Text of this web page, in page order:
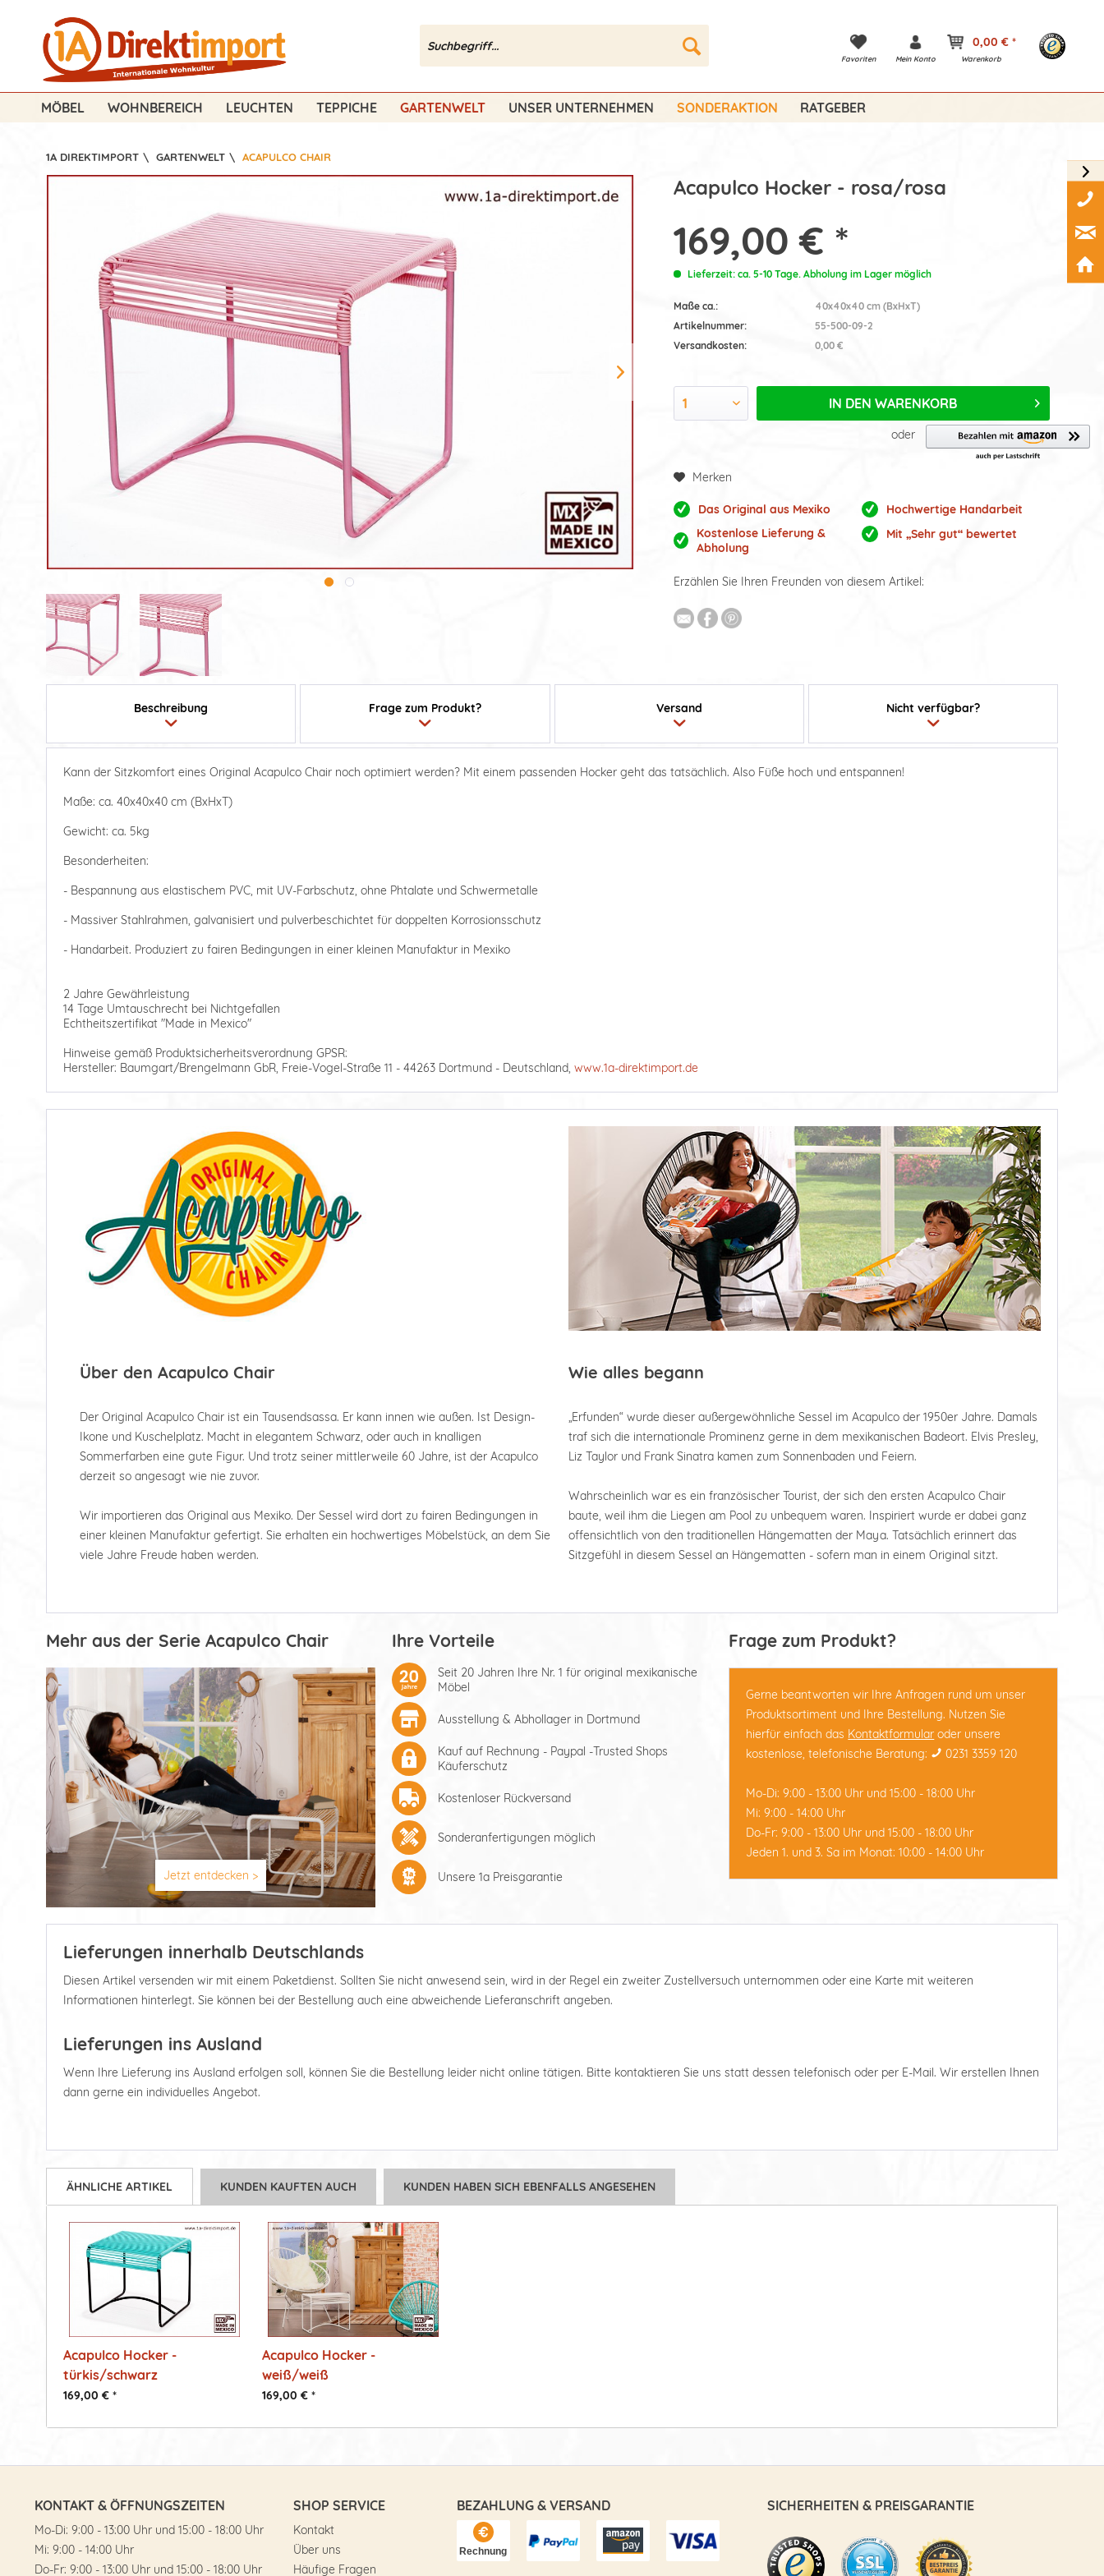
Favoriten Mein Konto
0,00 € *
Warenkorb
MÖBEL WOHNBEREICH LEUCHTEN TEPPICHE GARTENWELT UNSER UNTERNEHMEN SONDERAKTION RATGEBER
1A DIREKTIMPORT \ GARTENWELT \ ACAPULCO CHAIR
Acapulco Hocker - rosa/rosa
169,00 € *
Lieferzeit: ca. 5-10 Tage. Abholung im Lager möglich
Maße ca.:
40x40x40 cm (BxHxT)
Artikelnummer:
55-500-09-2
Versandkosten:
0,00 €
IN DEN WARENKORB
oder
Merken
Das Original aus Mexiko
Hochwertige Handarbeit
Kostenlose Lieferung &
Abholung
Mit „Sehr gut“ bewertet
Erzählen Sie Ihren Freunden von diesem Artikel:
Beschreibung Frage zum Produkt? Versand Nicht verfügbar?
Kann der Sitzkomfort eines Original Acapulco Chair noch optimiert werden? Mit einem passenden Hocker geht das tatsächlich. Also Füße hoch und entspannen!
Maße: ca. 40x40x40 cm (BxHxT)
Gewicht: ca. 5kg
Besonderheiten:
- Bespannung aus elastischem PVC, mit UV-Farbschutz, ohne Phtalate und Schwermetalle
- Massiver Stahlrahmen, galvanisiert und pulverbeschichtet für doppelten Korrosionsschutz
- Handarbeit. Produziert zu fairen Bedingungen in einer kleinen Manufaktur in Mexiko
2 Jahre Gewährleistung
14 Tage Umtauschrecht bei Nichtgefallen
Echtheitszertifikat "Made in Mexico"
Hinweise gemäß Produktsicherheitsverordnung GPSR:
Hersteller: Baumgart/Brengelmann GbR, Freie-Vogel-Straße 11 - 44263 Dortmund - Deutschland, www.1a-direktimport.de
Über den Acapulco Chair
Der Original Acapulco Chair ist ein Tausendsassa. Er kann innen wie außen. Ist Design-
Ikone und Kuschelplatz. Macht in elegantem Schwarz, oder auch in knalligen
Sommerfarben eine gute Figur. Und trotz seiner mittlerweile 60 Jahre, ist der Acapulco
derzeit so angesagt wie nie zuvor.
Wir importieren das Original aus Mexiko. Der Sessel wird dort zu fairen Bedingungen in
einer kleinen Manufaktur gefertigt. Sie erhalten ein hochwertiges Möbelstück, an dem Sie
viele Jahre Freude haben werden.
Wie alles begann
„Erfunden“ wurde dieser außergewöhnliche Sessel im Acapulco der 1950er Jahre. Damals
traf sich die internationale Prominenz gerne in dem mexikanischen Badeort. Elvis Presley,
Liz Taylor und Frank Sinatra kamen zum Sonnenbaden und Feiern.
Wahrscheinlich war es ein französischer Tourist, der sich den ersten Acapulco Chair
baute, weil ihm die Liegen am Pool zu unbequem waren. Inspiriert wurde er dabei ganz
offensichtlich von den traditionellen Hängematten der Maya. Tatsächlich erinnert das
Sitzgefühl in diesem Sessel an Hängematten - sofern man in einem Original sitzt.
Mehr aus der Serie Acapulco Chair
Jetzt entdecken >
Ihre Vorteile
Seit 20 Jahren Ihre Nr. 1 für original mexikanische
Möbel
Ausstellung & Abhollager in Dortmund
Kauf auf Rechnung - Paypal -Trusted Shops
Käuferschutz
Kostenloser Rückversand
Sonderanfertigungen möglich
Unsere 1a Preisgarantie
Frage zum Produkt?
Gerne beantworten wir Ihre Anfragen rund um unser
Produktsortiment und Ihre Bestellung. Nutzen Sie
hierfür einfach das Kontaktformular oder unsere
kostenlose, telefonische Beratung:
0231 3359 120
Mo-Di: 9:00 - 13:00 Uhr und 15:00 - 18:00 Uhr
Mi: 9:00 - 14:00 Uhr
Do-Fr: 9:00 - 13:00 Uhr und 15:00 - 18:00 Uhr
Jeden 1. und 3. Sa im Monat: 10:00 - 14:00 Uhr
Lieferungen innerhalb Deutschlands
Diesen Artikel versenden wir mit einem Paketdienst. Sollten Sie nicht anwesend sein, wird in der Regel ein zweiter Zustellversuch unternommen oder eine Karte mit weiteren
Informationen hinterlegt. Sie können bei der Bestellung auch eine abweichende Lieferanschrift angeben.
Lieferungen ins Ausland
Wenn Ihre Lieferung ins Ausland erfolgen soll, können Sie die Bestellung leider nicht online tätigen. Bitte kontaktieren Sie uns statt dessen telefonisch oder per E-Mail. Wir erstellen Ihnen
dann gerne ein individuelles Angebot.
ÄHNLICHE ARTIKEL KUNDEN KAUFTEN AUCH KUNDEN HABEN SICH EBENFALLS ANGESEHEN
Acapulco Hocker -
türkis/schwarz
169,00 € *
Acapulco Hocker -
weiß/weiß
169,00 € *
KONTAKT & ÖFFNUNGSZEITEN
Mo-Di: 9:00 - 13:00 Uhr und 15:00 - 18:00 Uhr
Mi: 9:00 - 14:00 Uhr
Do-Fr: 9:00 - 13:00 Uhr und 15:00 - 18:00 Uhr
SHOP SERVICE
Kontakt
Über uns
Häufige Fragen
BEZAHLUNG & VERSAND SICHERHEITEN & PREISGARANTIE